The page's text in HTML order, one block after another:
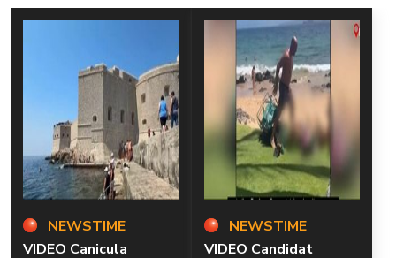
NEWSTIME
VIDEO Canicula
NEWSTIME
VIDEO Candidat